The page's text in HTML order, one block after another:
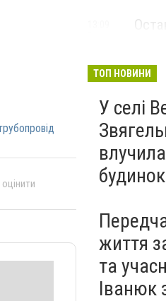
ТОП НОВИНИ
У селі
будинок
життя
та
Іванюк